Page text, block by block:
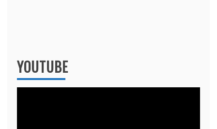
YOUTUBE